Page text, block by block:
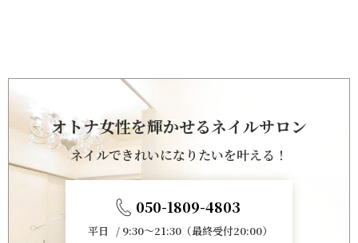
オトナ女性を輝かせるネイルサロン
ネイルできれいになりたいを叶える！
050-1809-4803
平日 / 9:30～21:30（最終受付20:00）